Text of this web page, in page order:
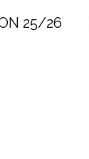
25/26